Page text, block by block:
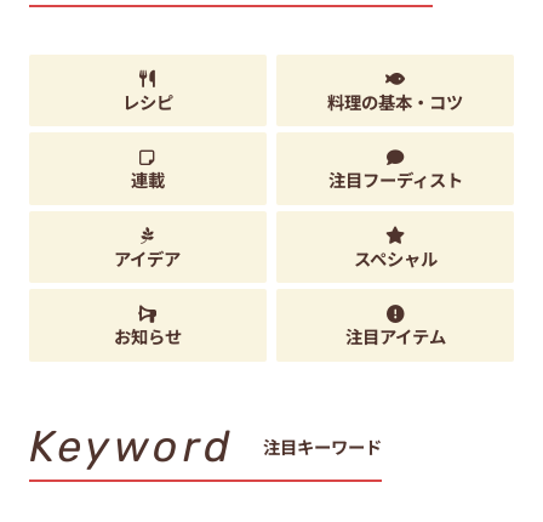
レシピ 料理の基本・コツ
連載 注目フーディスト
アイデア スペシャル
お知らせ 注目アイテム
Keyword 注目キーワード